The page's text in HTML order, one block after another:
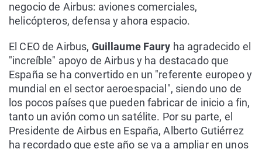
negocio de Airbus: aviones comerciales,
helicópteros, defensa y ahora espacio.
El CEO de Airbus, Guillaume Faury ha agradecido el
"increíble" apoyo de Airbus y ha destacado que
España se ha convertido en un "referente europeo y
mundial en el sector aeroespacial", siendo uno de
los pocos países que pueden fabricar de inicio a fin,
tanto un avión como un satélite. Por su parte, el
Presidente de Airbus en España, Alberto Gutiérrez
ha recordado que este año se va a ampliar en unos